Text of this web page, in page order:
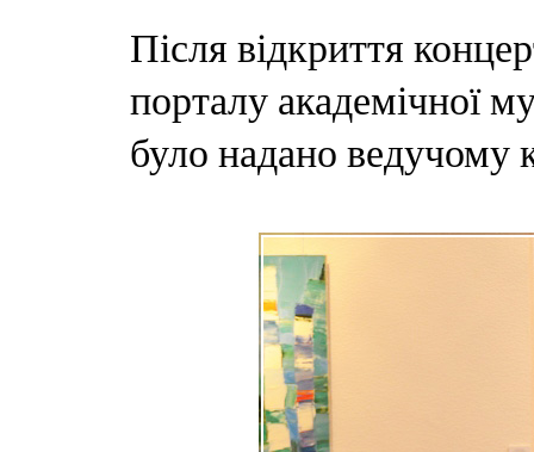
Після відкриття
порталу академічної
було надано ведучому